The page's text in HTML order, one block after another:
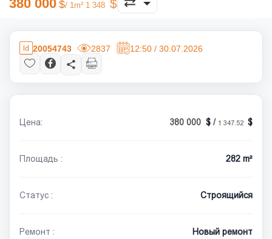
380 000 / 1m² 1 348
20054743 2837 12:50 / 30.07.2026
Цена: 380 000 / 1 347.52
Площадь : 282 m²
Статус : Строящийся
Ремонт : Новый ремонт